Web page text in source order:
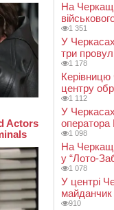
На
1 351
У
три
1 178
Керівницю
центру
1 112
У
1 098
На
у “Лото-
1 078
У центрі
910